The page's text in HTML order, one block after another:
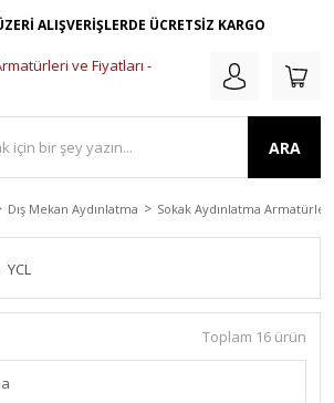
ALIŞVERİŞLERDE ÜCRETSİZ KARGO
ARA
Dış Mekan Aydınlatma Sokak Aydınlatma Armatürleri
YCL
Toplam 16 ürün